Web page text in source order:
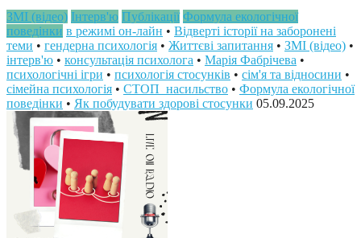
ЗМІ (відео) Інтерв'ю Публікації Формула екологічної
поведінки в режимі он-лайн • Відверті історії на заборонені
теми • гендерна психологія • Життєві запитання • ЗМІ (відео) •
інтерв'ю • консультація психолога • Марія Фабрічева •
психологічні ігри • психологія стосунків • сім'я та відносини •
сімейна психологія • СТОП_насильство • Формула екологічної
поведінки • Як побудувати здорові стосунки 05.09.2025